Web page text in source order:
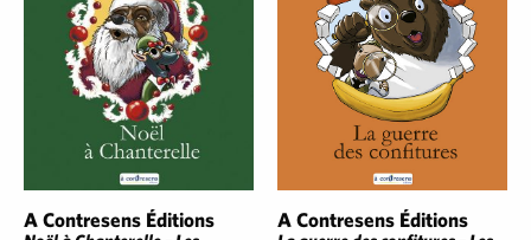
A Contresens Éditions A Contresens Éditions